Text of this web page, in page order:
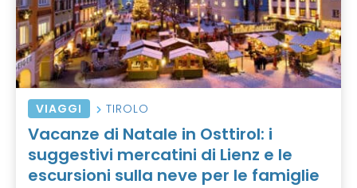
VIAGGI TIROLO
Vacanze di Natale in Osttirol: i
suggestivi mercatini di Lienz e le
escursioni sulla neve per le famiglie